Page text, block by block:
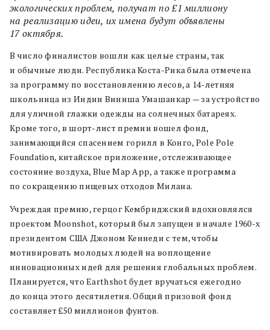
экологических проблем, получат по £1 миллиону
на реализацию идеи, их имена будут объявлены
17 октября.
В число финалистов вошли как целые страны, так
и обычные люди. Республика Коста-Рика была отмечена
за программу по восстановлению лесов, а 14-летняя
школьница из Индии Виниша Умашанкар — за устройство
для уличной глажки одежды на солнечных батареях.
Кроме того, в шорт-лист премии вошел фонд,
занимающийся спасением горилл в Конго, Pole Pole
Foundation, китайское приложение, отслеживающее
состояние воздуха, Blue Map App, а также программа
по сокращению пищевых отходов Милана.
Учреждая премию, герцог Кембриджский вдохновлялся
проектом Moonshot, который был запущен в начале 1960-х
президентом США Джоном Кеннеди с тем, чтобы
мотивировать молодых людей на воплощение
инновационных идей для решения глобальных проблем.
Планируется, что Earthshot будет вручаться ежегодно
до конца этого десятилетия. Общий призовой фонд
составляет £50 миллионов фунтов.